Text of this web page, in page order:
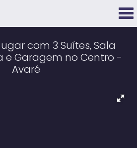
com 3 Suítes, Sala
e Garagem no Centro -
Avaré